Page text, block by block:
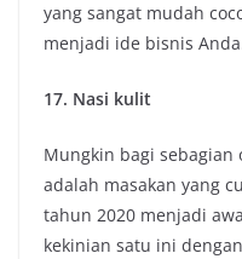
yang sangat mudah
menjadi ide bisnis
17. Nasi kulit
Mungkin bagi sebagian
adalah masakan yang
tahun 2020 menjadi
kekinian satu ini